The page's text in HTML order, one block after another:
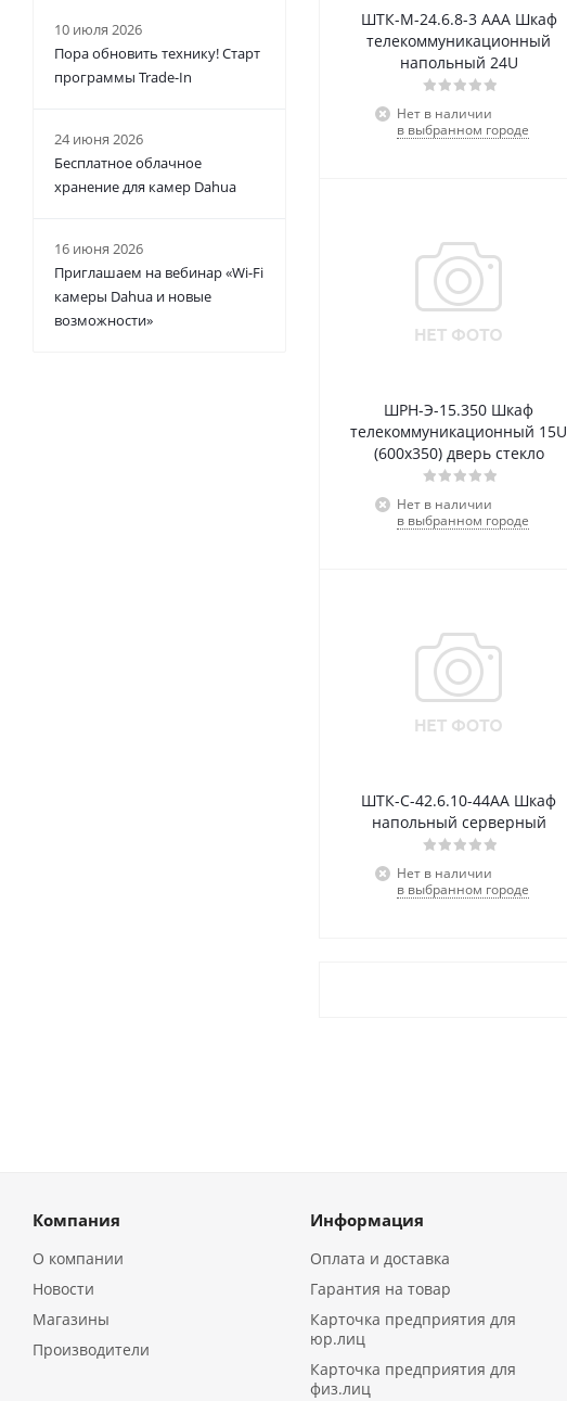
ШТК-М-24.6.8-3 ААА Шкаф
телекоммуникационный
напольный 24U
Нет в наличии
в выбранном городе
ШРН-Э-15.350 Шкаф
телекоммуникационный 15U
(600x350) дверь стекло
Нет в наличии
в выбранном городе
ШТК-С-42.6.10-44АА Шкаф
напольный серверный
Нет в наличии
в выбранном городе
10 июля 2026
Пора обновить технику! Старт
программы Trade-In
24 июня 2026
Бесплатное облачное
хранение для камер Dahua
16 июня 2026
Приглашаем на вебинар «Wi-Fi
камеры Dahua и новые
возможности»
Компания
О компании
Новости
Магазины
Производители
Информация
Оплата и доставка
Гарантия на товар
Карточка предприятия для
юр.лиц
Карточка предприятия для
физ.лиц